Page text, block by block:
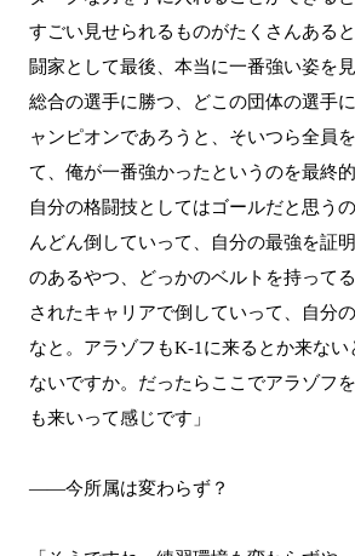
すごい見せられるものがたくさんある
闘家として最後、本当に一番強い姿を
総合の選手に勝つ、どこの団体の選手
ャンピオンであろうと、そいつら全員
て、俺が一番強かったというのを最終
自分の格闘技としてはゴールだと思う
んどん倒していって、自分の最強を証
のあるやつ、どっかのベルトを持って
されたキャリアで倒していって、自分
なと。アラゾフもK-1に来るとか来な
ないですか。だったらここでアラゾフ
も来いって感じです」
――今所属は変わらず？